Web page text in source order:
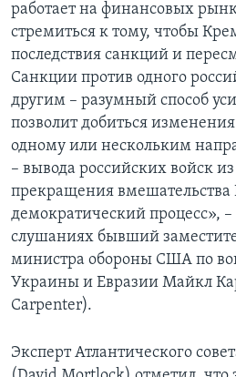
работает на финансовых
стремиться к тому, чтобы
последствия санкций и
Санкции против одного
другим – разумный способ
позволит добиться
одному или нескольким
– вывода российских войск
прекращения
демократический процесс»,
слушаниях бывший
министра обороны США по
Украины и Евразии Майкл
Carpenter).
Эксперт Атлантического